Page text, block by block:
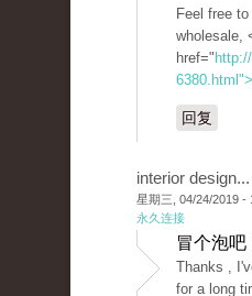
Feel free
wholesale,
href="
回复
interior
星期三, 04/24/2019 -
永久连接
冒个泡
Thanks ,
for a long